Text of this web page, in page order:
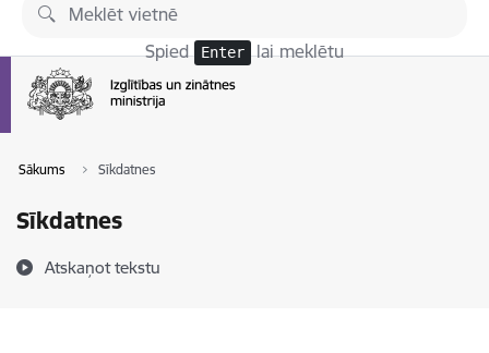
Pāriet uz lapas saturu
Spied Enter lai meklētu
Sākums Sīkdatnes
Sīkdatnes
Atskaņot tekstu